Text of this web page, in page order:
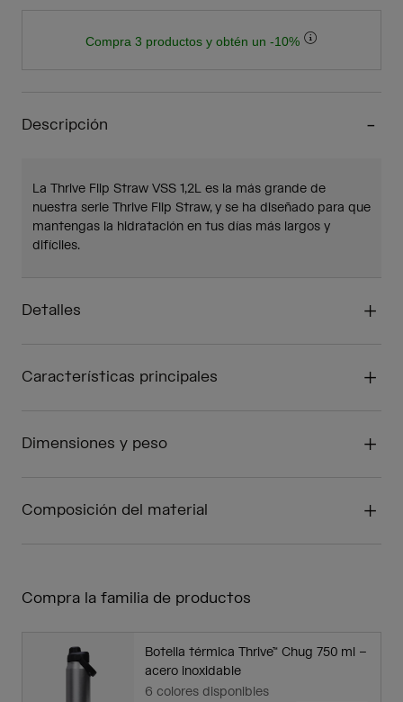
Compra 3 productos y obtén un -10%
Descripción
La Thrive Flip Straw VSS 1,2L es la más grande de
nuestra serie Thrive Flip Straw, y se ha diseñado para que
mantengas la hidratación en tus días más largos y
difíciles.
Detalles
Características principales
Dimensiones y peso
Composición del material
Compra la familia de productos
Botella térmica Thrive™ Chug 750 ml –
acero inoxidable
6 colores disponibles